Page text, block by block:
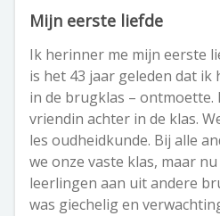
Mijn eerste liefde
Ik herinner me mijn eerste
is het 43 jaar geleden dat ik
in de brugklas – ontmoette.
vriendin achter in de klas.
les oudheidkunde. Bij alle
we onze vaste klas, maar
leerlingen aan uit andere
was giechelig en